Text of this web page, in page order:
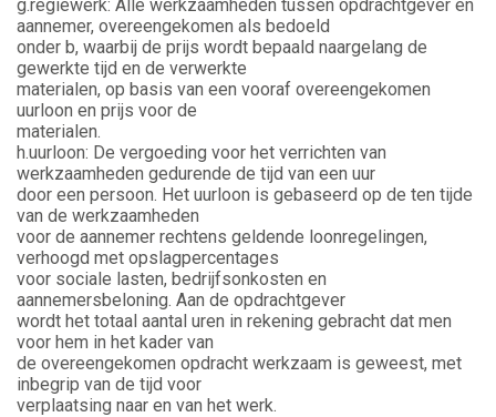
g.regiewerk: Alle werkzaamheden tussen opdrachtgever en
aannemer, overeengekomen als bedoeld
onder b, waarbij de prijs wordt bepaald naargelang de
gewerkte tijd en de verwerkte
materialen, op basis van een vooraf overeengekomen
uurloon en prijs voor de
materialen.
h.uurloon: De vergoeding voor het verrichten van
werkzaamheden gedurende de tijd van een uur
door een persoon. Het uurloon is gebaseerd op de ten tijde
van de werkzaamheden
voor de aannemer rechtens geldende loonregelingen,
verhoogd met opslagpercentages
voor sociale lasten, bedrijfsonkosten en
aannemersbeloning. Aan de opdrachtgever
wordt het totaal aantal uren in rekening gebracht dat men
voor hem in het kader van
de overeengekomen opdracht werkzaam is geweest, met
inbegrip van de tijd voor
verplaatsing naar en van het werk.